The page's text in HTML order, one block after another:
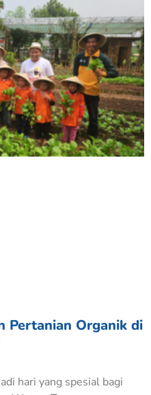
Pertanian Organik di
hari yang spesial bagi